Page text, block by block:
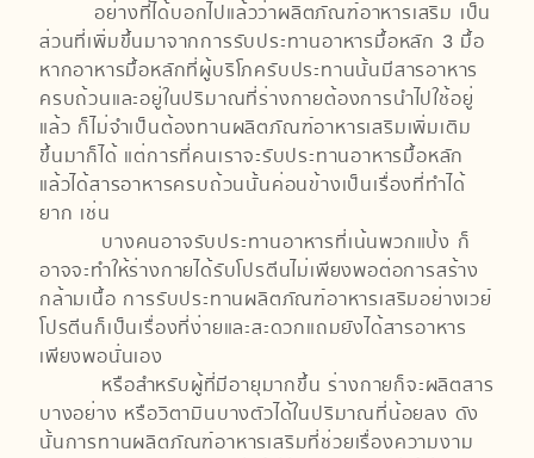
อย่างที่ได้บอกไปแล้วว่าผลิตภัณฑ์อาหารเสริม เป็น
ส่วนที่เพิ่มขึ้นมาจากการรับประทานอาหารมื้อหลัก 3 มื้อ
หากอาหารมื้อหลักที่ผู้บริโภครับประทานนั้นมีสารอาหาร
ครบถ้วนและอยู่ในปริมาณที่ร่างกายต้องการนำไปใช้อยู่
แล้ว ก็ไม่จำเป็นต้องทานผลิตภัณฑ์อาหารเสริมเพิ่มเติม
ขึ้นมาก็ได้ แต่การที่คนเราจะรับประทานอาหารมื้อหลัก
แล้วได้สารอาหารครบถ้วนนั้นค่อนข้างเป็นเรื่องที่ทำได้
ยาก เช่น
บางคนอาจรับประทานอาหารที่เน้นพวกแป้ง ก็
อาจจะทำให้ร่างกายได้รับโปรตีนไม่เพียงพอต่อการสร้าง
กล้ามเนื้อ การรับประทานผลิตภัณฑ์อาหารเสริมอย่างเวย์
โปรตีนก็เป็นเรื่องที่ง่ายและสะดวกแถมยังได้สารอาหาร
เพียงพอนั่นเอง
หรือสำหรับผู้ที่มีอายุมากขึ้น ร่างกายก็จะผลิตสาร
บางอย่าง หรือวิตามินบางตัวได้ในปริมาณที่น้อยลง ดัง
นั้นการทานผลิตภัณฑ์อาหารเสริมที่ช่วยเรื่องความงาม